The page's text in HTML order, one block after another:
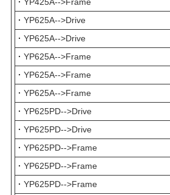
· YP425A-->Frame
· YP625A-->Drive
· YP625A-->Drive
· YP625A-->Frame
· YP625A-->Frame
· YP625A-->Frame
· YP625PD-->Drive
· YP625PD-->Drive
· YP625PD-->Frame
· YP625PD-->Frame
· YP625PD-->Frame